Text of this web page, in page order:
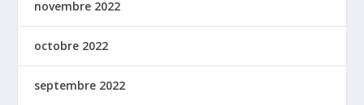
novembre 2022
octobre 2022
septembre 2022